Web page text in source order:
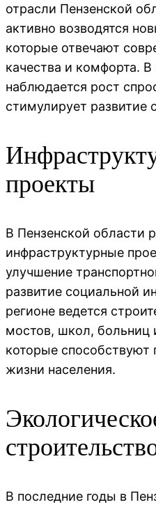
отрасли Пензенской
активно возводятся
которые отвечают
качества и комфорта.
наблюдается рост
стимулирует развитие
проекты
В Пензенской области
инфраструктурные
улучшение
развитие социальной
регионе ведется
мостов, школ, больниц
которые
жизни населения.
В последние годы в